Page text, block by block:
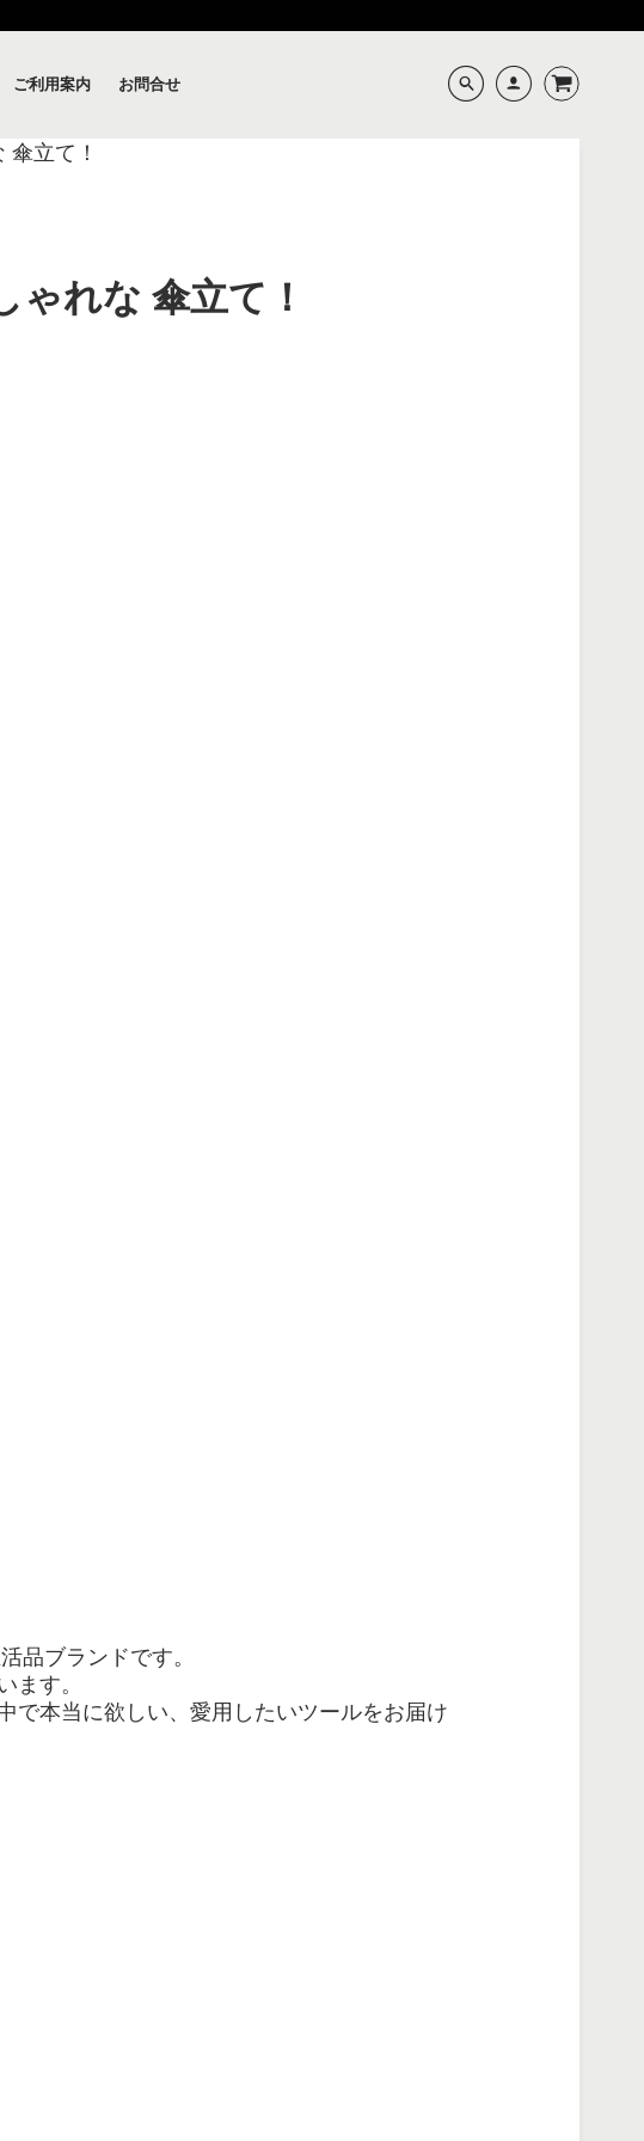
ご利用案内 お問合せ
⽴て！
れな 傘⽴て！
品ブランドです。
す。
で本当に欲しい、愛用したいツールをお届け